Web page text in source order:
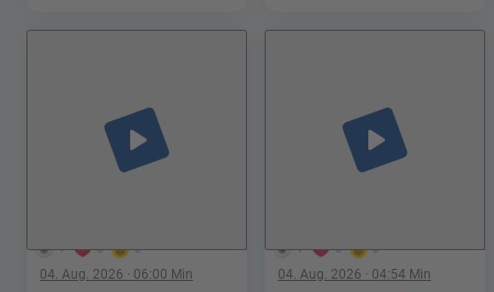
1 0 0
play_arrow
04. Aug. 2026 · 06:00 Min
1 0 0
play_arrow
04. Aug. 2026 · 04:54 Min